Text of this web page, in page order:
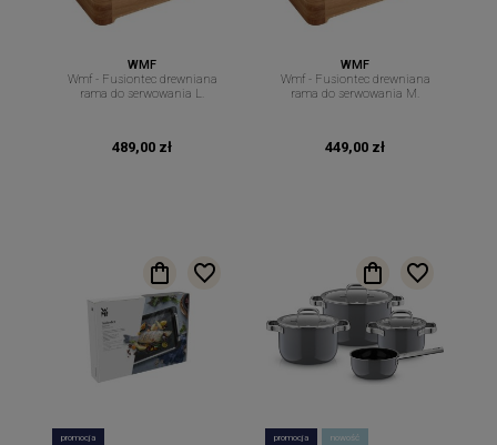
WMF
Wmf - Fusiontec drewniana
rama do serwowania L.
489,00 zł
WMF
Wmf - Fusiontec drewniana
rama do serwowania M.
449,00 zł
promocja promocja nowość